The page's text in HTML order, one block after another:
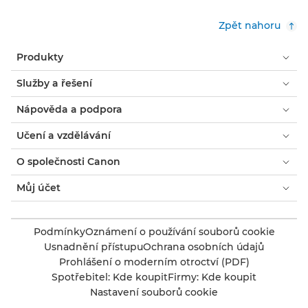
Zpět nahoru
Produkty
Služby a řešení
Nápověda a podpora
Učení a vzdělávání
O společnosti Canon
Můj účet
PodmínkyOznámení o používání souborů cookie
Usnadnění přístupuOchrana osobních údajů
Prohlášení o moderním otroctví (PDF)
Spotřebitel: Kde koupitFirmy: Kde koupit
Nastavení souborů cookie